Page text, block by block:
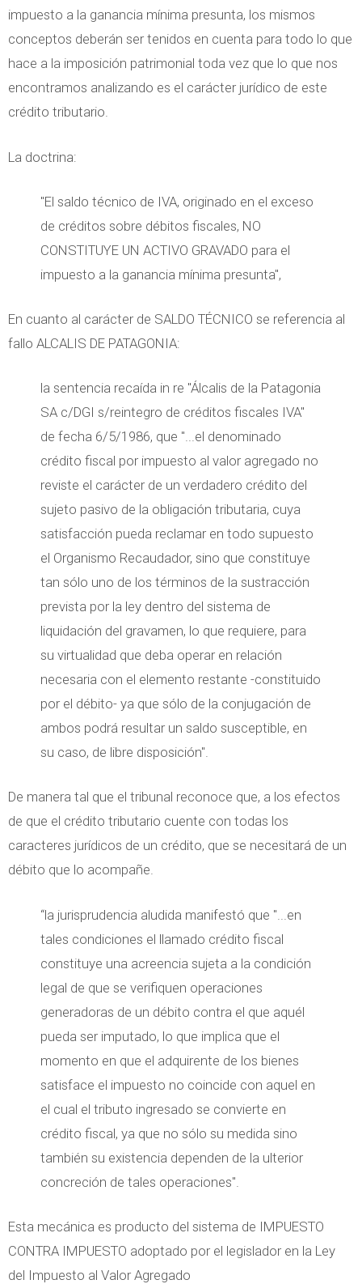
impuesto a la ganancia mínima presunta, los mismos
conceptos deberán ser tenidos en cuenta para todo lo que
hace a la imposición patrimonial toda vez que lo que nos
encontramos analizando es el carácter jurídico de este
crédito tributario.
La doctrina:
"El saldo técnico de IVA, originado en el exceso
de créditos sobre débitos fiscales, NO
CONSTITUYE UN ACTIVO GRAVADO para el
impuesto a la ganancia mínima presunta",
En cuanto al carácter de SALDO TÉCNICO se referencia al
fallo ALCALIS DE PATAGONIA:
la sentencia recaída in re "Álcalis de la Patagonia
SA c/DGI s/reintegro de créditos fiscales IVA"
de fecha 6/5/1986, que "...el denominado
crédito fiscal por impuesto al valor agregado no
reviste el carácter de un verdadero crédito del
sujeto pasivo de la obligación tributaria, cuya
satisfacción pueda reclamar en todo supuesto
el Organismo Recaudador, sino que constituye
tan sólo uno de los términos de la sustracción
prevista por la ley dentro del sistema de
liquidación del gravamen, lo que requiere, para
su virtualidad que deba operar en relación
necesaria con el elemento restante -constituido
por el débito- ya que sólo de la conjugación de
ambos podrá resultar un saldo susceptible, en
su caso, de libre disposición".
De manera tal que el tribunal reconoce que, a los efectos
de que el crédito tributario cuente con todas los
caracteres jurídicos de un crédito, que se necesitará de un
débito que lo acompañe.
“la jurisprudencia aludida manifestó que "...en
tales condiciones el llamado crédito fiscal
constituye una acreencia sujeta a la condición
legal de que se verifiquen operaciones
generadoras de un débito contra el que aquél
pueda ser imputado, lo que implica que el
momento en que el adquirente de los bienes
satisface el impuesto no coincide con aquel en
el cual el tributo ingresado se convierte en
crédito fiscal, ya que no sólo su medida sino
también su existencia dependen de la ulterior
concreción de tales operaciones".
Esta mecánica es producto del sistema de IMPUESTO
CONTRA IMPUESTO adoptado por el legislador en la Ley
del Impuesto al Valor Agregado